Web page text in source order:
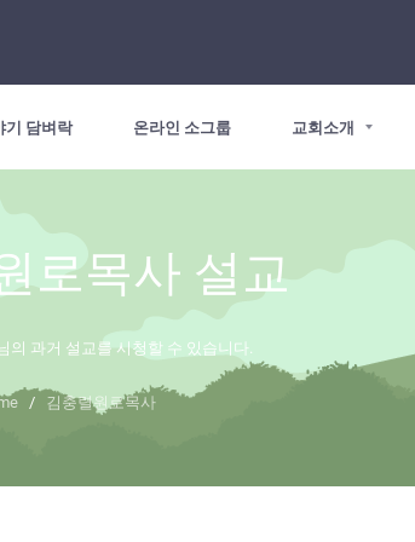
기 담벼락 온라인 소그룹 교회소개
로목사 설교
의 과거 설교를 시청할 수 있습니다.
/ 김충렬원로목사